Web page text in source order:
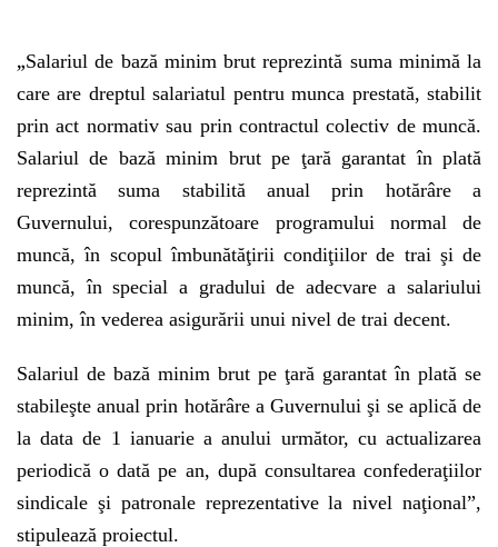
„Salariul de bază minim brut reprezintă suma minimă la
care are dreptul salariatul pentru munca prestată, stabilit
prin act normativ sau prin contractul colectiv de muncă.
Salariul de bază minim brut pe ţară garantat în plată
reprezintă suma stabilită anual prin hotărâre a
Guvernului, corespunzătoare programului normal de
muncă, în scopul îmbunătăţirii condiţiilor de trai şi de
muncă, în special a gradului de adecvare a salariului
minim, în vederea asigurării unui nivel de trai decent.
Salariul de bază minim brut pe ţară garantat în plată se
stabileşte anual prin hotărâre a Guvernului şi se aplică de
la data de 1 ianuarie a anului următor, cu actualizarea
periodică o dată pe an, după consultarea confederaţiilor
sindicale şi patronale reprezentative la nivel naţional”,
stipulează proiectul.